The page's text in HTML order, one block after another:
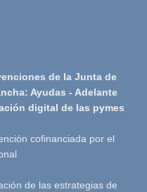
de la Junta de
Ayudas - Adelante
digital de las pymes
cofinanciada por el
de las estrategias de